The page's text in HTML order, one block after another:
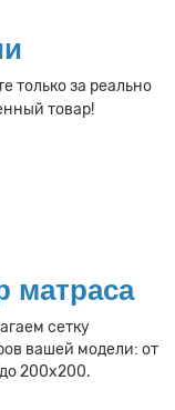
только за реально
товар!
матраса
сетку
вашей модели: от
200х200.